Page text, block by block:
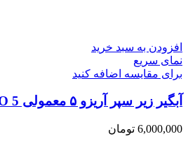
افزودن به سبد خرید
نمای سریع
برای مقایسه اضافه کنید
آبگیر زیر سپر آریزو ۵ معمولی ARRIZO 5
6,000,000 تومان